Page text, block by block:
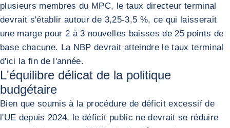
plusieurs membres du MPC, le taux directeur terminal
devrait s'établir autour de 3,25-3,5 %, ce qui laisserait
une marge pour 2 à 3 nouvelles baisses de 25 points de
base chacune. La NBP devrait atteindre le taux terminal
d'ici la fin de l'année.
L'équilibre délicat de la politique
budgétaire
Bien que soumis à la procédure de déficit excessif de
l'UE depuis 2024, le déficit public ne devrait se réduire